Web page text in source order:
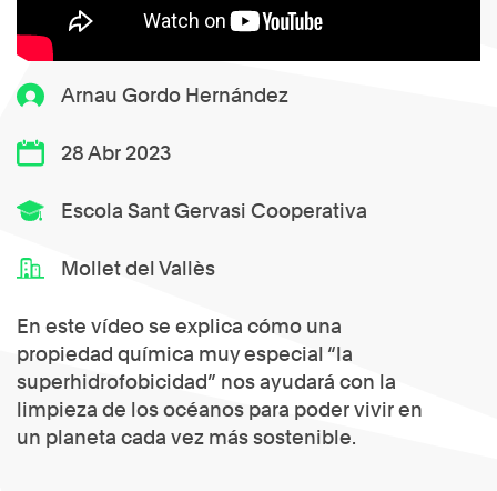
Arnau Gordo Hernández
28 Abr 2023
Escola Sant Gervasi Cooperativa
Mollet del Vallès
En este vídeo se explica cómo una
propiedad química muy especial “la
superhidrofobicidad” nos ayudará con la
limpieza de los océanos para poder vivir en
un planeta cada vez más sostenible.